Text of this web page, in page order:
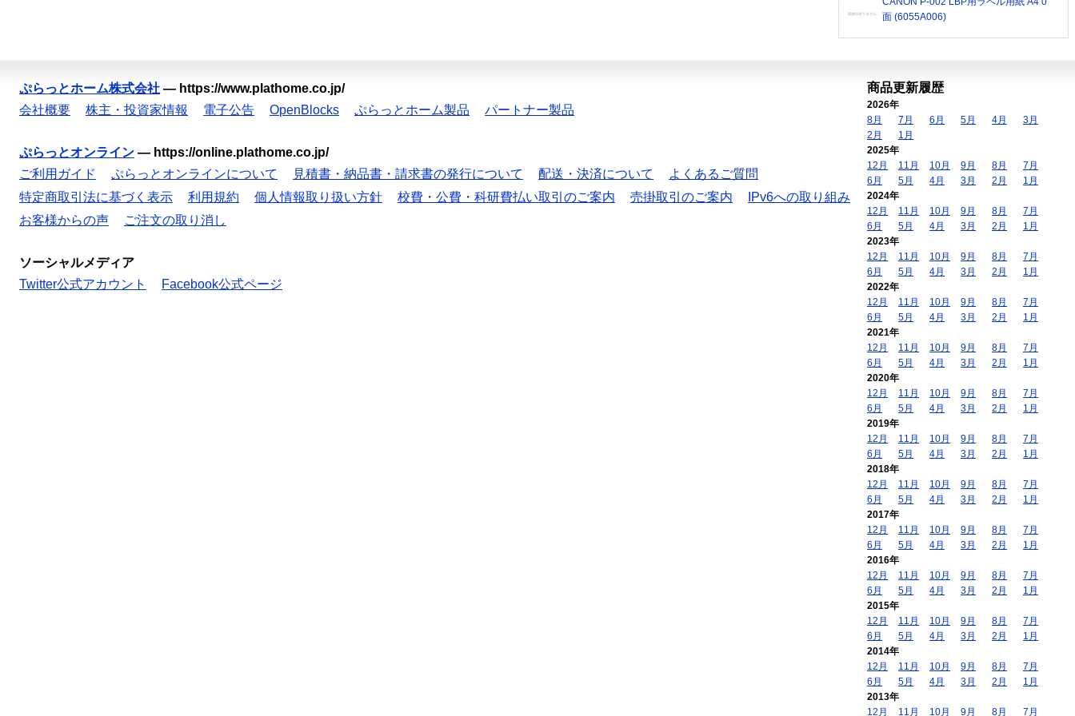
面 (6055A006)
ぷらっとホーム株式会社 — https://www.plathome.co.jp/
会社概要
株主・投資家情報 電子公告 OpenBlocks ぷらっとホーム製品 パートナー製品
ぷらっとオンライン — https://online.plathome.co.jp/
ご利用ガイド
ぷらっとオンラインについて 見積書・納品書・請求書の発行について 配送・決済について
よくあるご質問
特定商取引法に基づく表示
利用規約 個人情報取り扱い方針 校費・公費・科研費払い取引のご案内 売掛取引のご案内
IPv6への取り組み
お客様からの声
ご注文の取り消し
ソーシャルメディア
Twitter公式アカウント
Facebook公式ページ
商品更新履歴
2026年
8月
7月 6月 5月 4月
3月
2月
1月
2025年
12月
11月 10月 9月 8月
7月
6月
5月 4月 3月 2月
1月
2024年
12月
11月 10月 9月 8月
7月
6月
5月 4月 3月 2月
1月
2023年
12月
11月 10月 9月 8月
7月
6月
5月 4月 3月 2月
1月
2022年
12月
11月 10月 9月 8月
7月
6月
5月 4月 3月 2月
1月
2021年
12月
11月 10月 9月 8月
7月
6月
5月 4月 3月 2月
1月
2020年
12月
11月 10月 9月 8月
7月
6月
5月 4月 3月 2月
1月
2019年
12月
11月 10月 9月 8月
7月
6月
5月 4月 3月 2月
1月
2018年
12月
11月 10月 9月 8月
7月
6月
5月 4月 3月 2月
1月
2017年
12月
11月 10月 9月 8月
7月
6月
5月 4月 3月 2月
1月
2016年
12月
11月 10月 9月 8月
7月
6月
5月 4月 3月 2月
1月
2015年
12月
11月 10月 9月 8月
7月
6月
5月 4月 3月 2月
1月
2014年
12月
11月 10月 9月 8月
7月
6月
5月 4月 3月 2月
1月
2013年
12月
11月 10月 9月 8月 7月